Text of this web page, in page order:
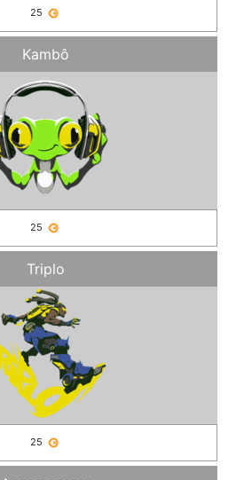
25
Kambô
25
Triplo
25